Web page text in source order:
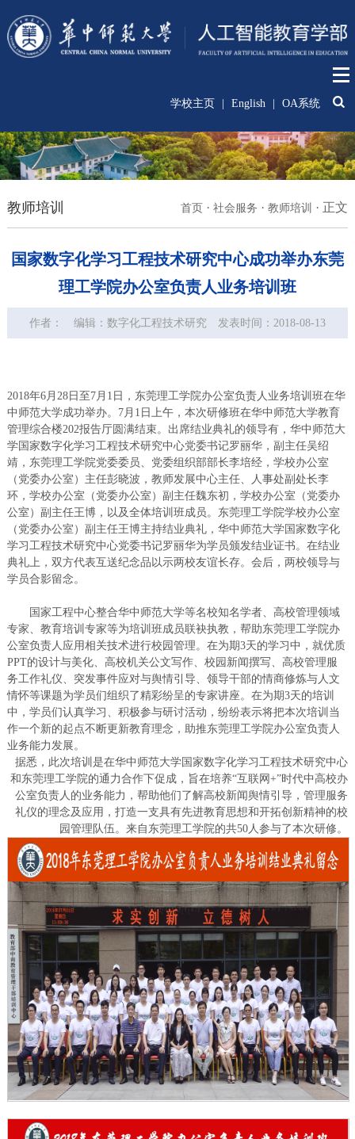
学校主页 English OA系统
教师培训 首页 ·社会服务 ·教师培训 · 正文
国家数字化学习工程技术研究中心成功举办东莞
理工学院办公室负责人业务培训班
作者： 编辑：数字化工程技术研究 发表时间：2018-08-13
2018年6月28日至7月1日，东莞理工学院办公室负责人业务培训班在华
中师范大学成功举办。7月1日上午，本次研修班在华中师范大学教育
管理综合楼202报告厅圆满结束。出席结业典礼的领导有，华中师范大
学国家数字化学习工程技术研究中心党委书记罗丽华，副主任吴绍
靖，东莞理工学院党委委员、党委组织部部长李培经，学校办公室
（党委办公室）主任彭晓波，教师发展中心主任、人事处副处长李
环，学校办公室（党委办公室）副主任魏东初，学校办公室（党委办
公室）副主任王博，以及全体培训班成员。东莞理工学院学校办公室
（党委办公室）副主任王博主持结业典礼，华中师范大学国家数字化
学习工程技术研究中心党委书记罗丽华为学员颁发结业证书。在结业
典礼上，双方代表互送纪念品以示两校友谊长存。会后，两校领导与
学员合影留念。
国家工程中心整合华中师范大学等名校知名学者、高校管理领域
专家、教育培训专家等为培训班成员联袂执教，帮助东莞理工学院办
公室负责人应用相关技术进行校园管理。在为期3天的学习中，就优质
PPT的设计与美化、高校机关公文写作、校园新闻撰写、高校管理服
务工作礼仪、突发事件应对与舆情引导、领导干部的情商修炼与人文
情怀等课题为学员们组织了精彩纷呈的专家讲座。在为期3天的培训
中，学员们认真学习、积极参与研讨活动，纷纷表示将把本次培训当
作一个新的起点不断更新教育理念，助推东莞理工学院办公室负责人
业务能力发展。
据悉，此次培训是在华中师范大学国家数字化学习工程技术研究中心
和东莞理工学院的通力合作下促成，旨在培养“互联网+”时代中高校办
公室负责人的业务能力，帮助他们了解高校新闻舆情引导，管理服务
礼仪的理念及应用，打造一支具有先进教育思想和开拓创新精神的校
园管理队伍。来自东莞理工学院的共50人参与了本次研修。